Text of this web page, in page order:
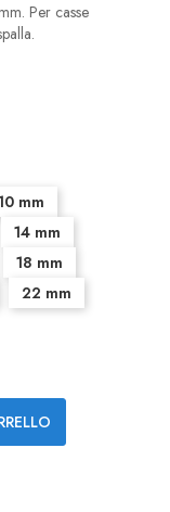
Per casse
mm
14 mm
18 mm
22 mm